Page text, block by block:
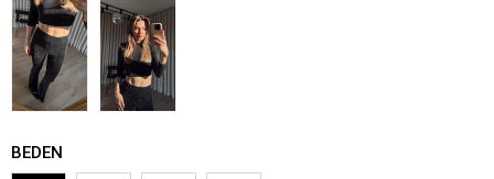
BEDEN